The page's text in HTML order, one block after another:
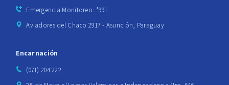
Emergencia Monitoreo: *991
Aviadores del Chaco 2917 - Asunción, Paraguay
Encarnación
(071) 204 222